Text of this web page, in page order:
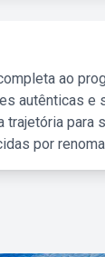
ao
autênticas
para
por